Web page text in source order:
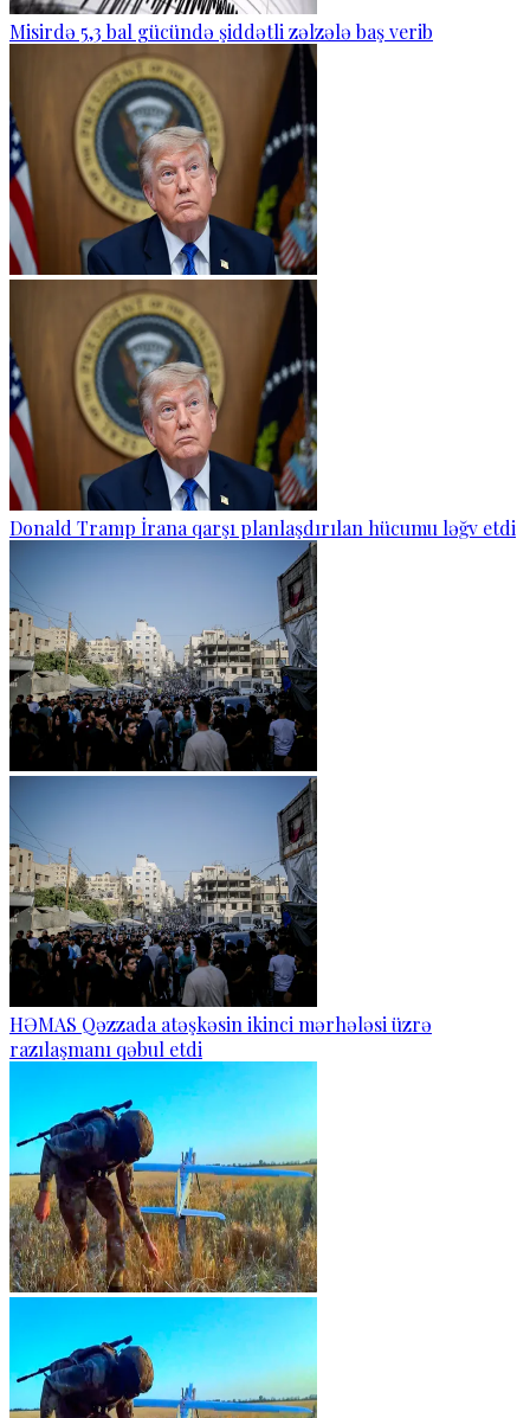
Misirdə 5,3 bal gücündə şiddətli zəlzələ baş verib
Donald Tramp İrana qarşı planlaşdırılan hücumu ləğv etdi
HƏMAS Qəzzada atəşkəsin ikinci mərhələsi üzrə
razılaşmanı qəbul etdi